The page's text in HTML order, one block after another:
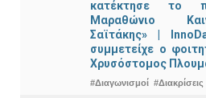
κατέκτησε το
Μαραθώνιο
Σαϊτάκης» |
συμμετείχε ο
Χρυσόστομος
#Διαγωνισμοί #Διακρίσεις